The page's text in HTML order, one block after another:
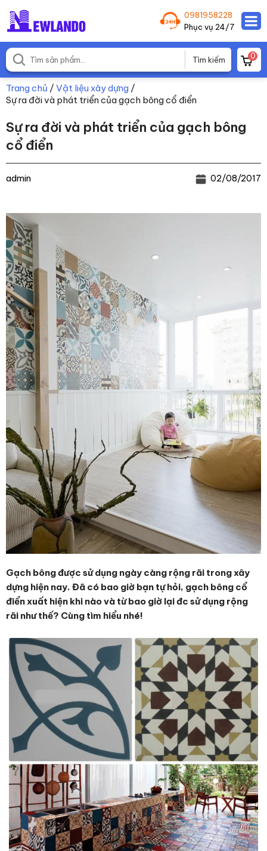
0981958228
Phục vụ 24/7
0
Trang chủ / Vật liệu xây dựng /
Sự ra đời và phát triển của gạch bông cổ điển
Sự ra đời và phát triển của gạch bông
cổ điển
admin 02/08/2017
Gạch bông được sử dụng ngày càng rộng rãi trong xây
dựng hiện nay. Đã có bao giờ bạn tự hỏi, gạch bông cổ
điển xuất hiện khi nào và từ bao giờ lại đc sử dụng rộng
rãi như thế? Cùng tìm hiểu nhé!